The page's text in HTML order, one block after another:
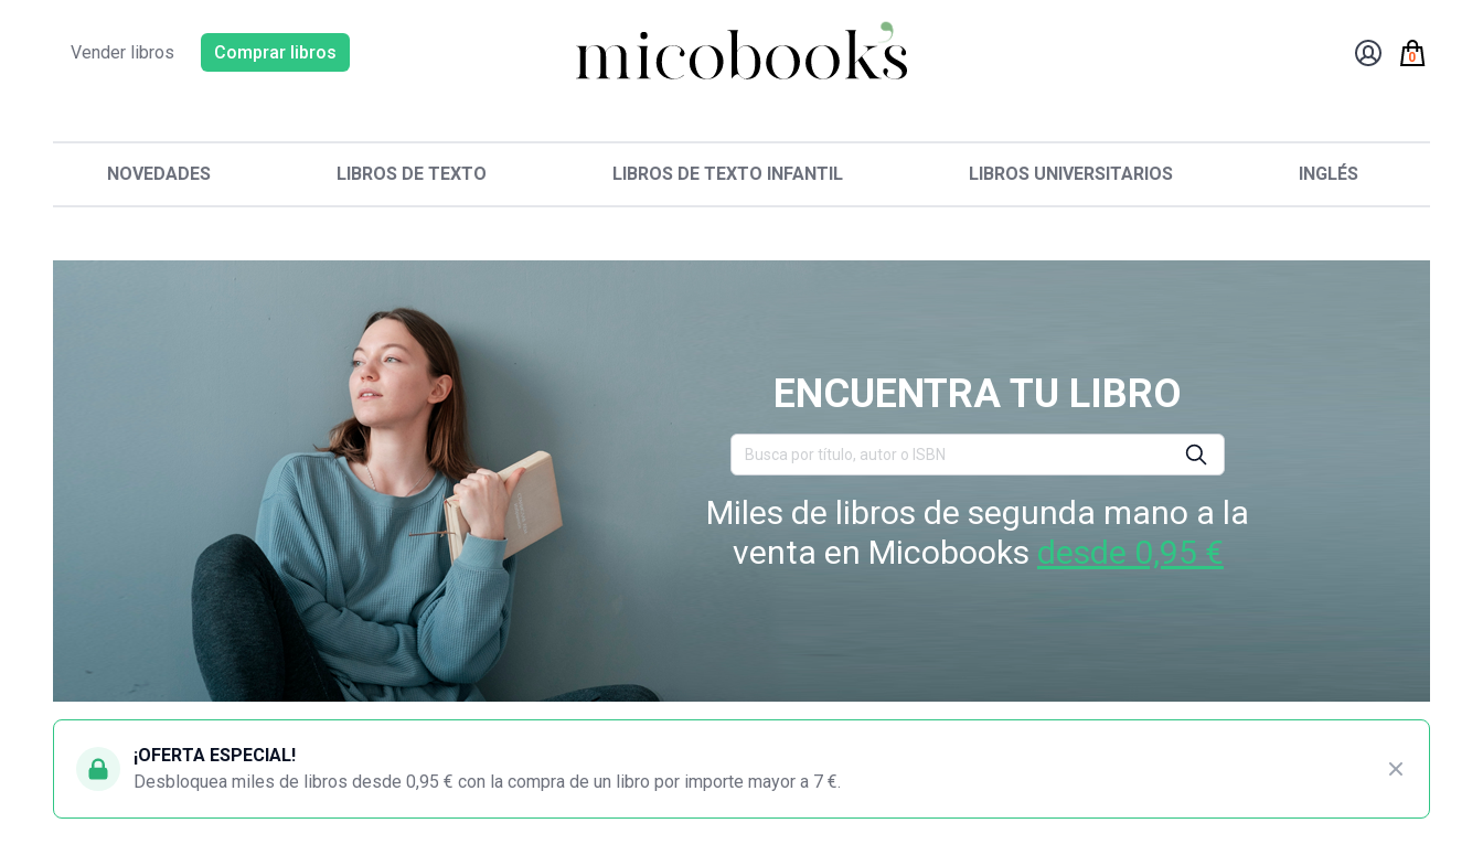
Vender libros Comprar libros 0
NOVEDADES LIBROS DE TEXTO LIBROS DE TEXTO INFANTIL LIBROS UNIVERSITARIOS INGLÉS
ENCUENTRA TU LIBRO
Miles de libros de segunda mano a la
venta en Micobooks desde 0,95 €
¡OFERTA ESPECIAL!
Desbloquea miles de libros desde 0,95 € con la compra de un libro por importe mayor a 7 €.